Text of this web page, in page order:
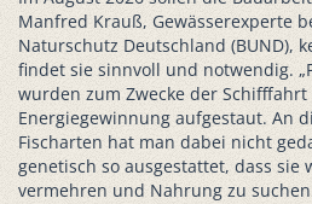
Manfred Krauß, Gewässerexperte
Naturschutz Deutschland (BUND),
findet sie sinnvoll und notwendig.
wurden zum Zwecke der
Energiegewinnung aufgestaut. An
Fischarten hat man dabei nicht
genetisch so ausgestattet, dass sie
vermehren und Nahrung zu